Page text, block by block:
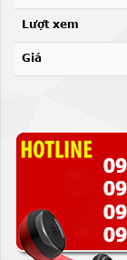
Lượt xem
Giá